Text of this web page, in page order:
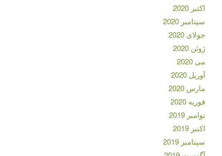
اکتبر 2020
سپتامبر 2020
جولای 2020
ژوئن 2020
می 2020
آوریل 2020
مارس 2020
فوریه 2020
نوامبر 2019
اکتبر 2019
سپتامبر 2019